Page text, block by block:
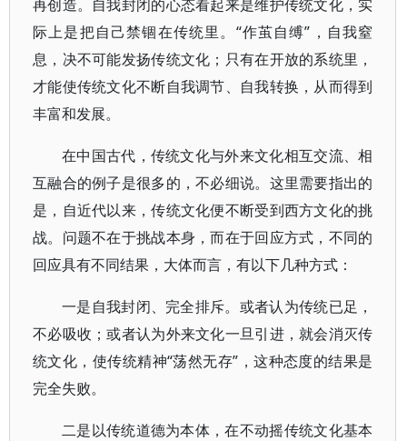
再创造。自我封闭的心态看起来是维护传统文化，实
际上是把自己禁锢在传统里。“作茧自缚”，自我窒
息，决不可能发扬传统文化；只有在开放的系统里，
才能使传统文化不断自我调节、自我转换，从而得到
丰富和发展。
在中国古代，传统文化与外来文化相互交流、相
互融合的例子是很多的，不必细说。这里需要指出的
是，自近代以来，传统文化便不断受到西方文化的挑
战。问题不在于挑战本身，而在于回应方式，不同的
回应具有不同结果，大体而言，有以下几种方式：
一是自我封闭、完全排斥。或者认为传统已足，
不必吸收；或者认为外来文化一旦引进，就会消灭传
统文化，使传统精神“荡然无存”，这种态度的结果是
完全失败。
二是以传统道德为本体，在不动摇传统文化基本